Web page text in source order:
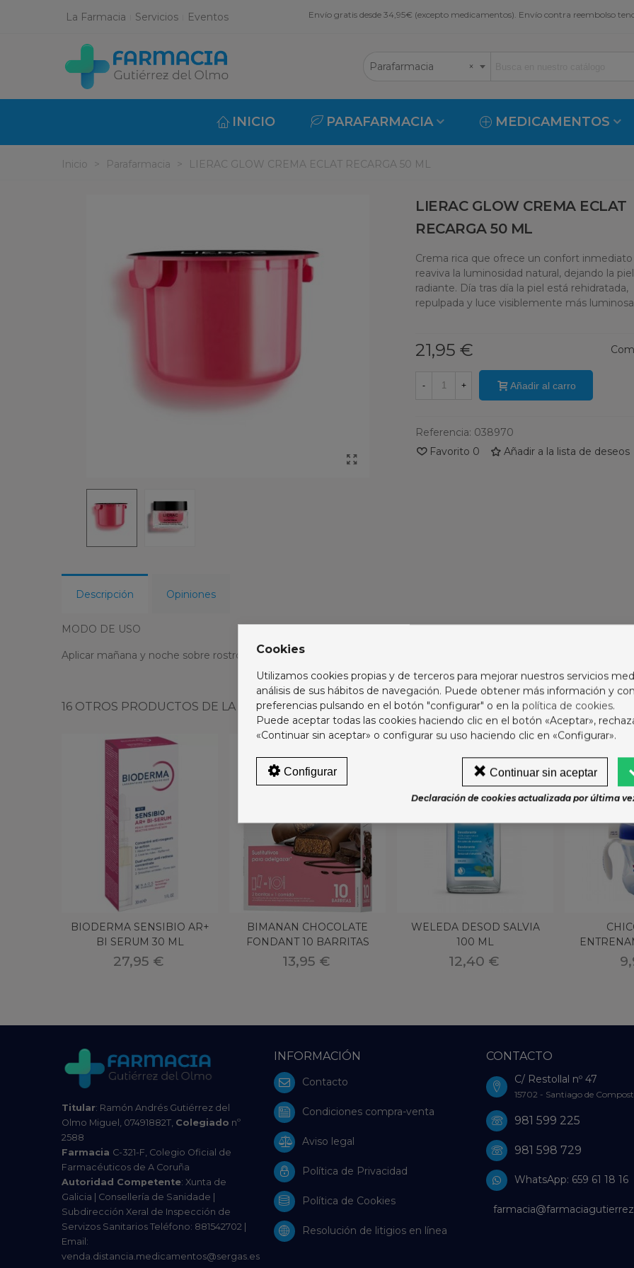
La Farmacia Servicios Eventos Envío gratis desde 34,95€ (excepto medicamentos). Envío contra reembolso
×
Parafarmacia
INICIO PARAFARMACIA MEDICAMENTOS
Inicio > Parafarmacia > LIERAC GLOW CREMA ECLAT RECARGA 50 ML
LIERAC GLOW CREMA ECLAT
RECARGA 50 ML
Crema rica que ofrece un confort
reaviva la luminosidad natural, dejando la
radiante. Día tras día la piel está rehidratada,
repulpada y luce visiblemente más
21,95 €
- + Añadir al carro
Referencia: 038970
Favorito 0 Añadir a la lista de deseos
Descripción Opiniones
MODO DE USO
Aplicar mañana y noche sobre rostro, cuello y escote.
16 OTROS PRODUCTOS DE LA MISMA CATEGORÍA:
BIODERMA SENSIBIO AR+
BI SERUM 30 ML
27,95 €
BIMANAN CHOCOLATE
FONDANT 10 BARRITAS
13,95 €
WELEDA DESOD SALVIA
100 ML
12,40 €
Titular: Ramón Andrés Gutiérrez del
Olmo Miguel, 07491882T, Colegiado nº
2588
Farmacia C-321-F, Colegio Oficial de
Farmacéuticos de A Coruña
Autoridad Competente: Xunta de
Galicia | Consellería de Sanidade |
Subdirección Xeral de Inspección de
Servizos Sanitarios Teléfono: 881542702 |
Email:
venda.distancia.medicamentos@sergas.es
INFORMACIÓN
Contacto
Condiciones compra-venta
Aviso legal
Política de Privacidad
Política de Cookies
Resolución de litigios en línea
CONTACTO
C/ Restollal nº 47
15702 - Santiago de
981 599 225
981 598 729
WhatsApp: 659 61 18 16
Cookies
Utilizamos cookies propias y de terceros para mejorar nuestros servicios
análisis de sus hábitos de navegación. Puede obtener más información y
preferencias pulsando en el botón "configurar" o en la política de cookies.
Puede aceptar todas las cookies haciendo clic en el botón «Aceptar»,
«Continuar sin aceptar» o configurar su uso haciendo clic en «Configurar».
Continuar sin aceptar
Configurar
Declaración de cookies actualizada por última